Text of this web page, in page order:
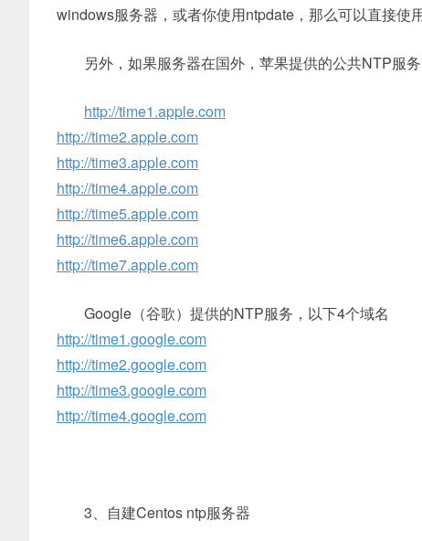
windows服务器，或者你使用ntpdate，那么可以直接使
另外，如果服务器在国外，苹果提供的公共NTP服
http://time1.apple.com
http://time2.apple.com
http://time3.apple.com
http://time4.apple.com
http://time5.apple.com
http://time6.apple.com
http://time7.apple.com
Google（谷歌）提供的NTP服务，以下4个域名
http://time1.google.com
http://time2.google.com
http://time3.google.com
http://time4.google.com
3、自建Centos ntp服务器